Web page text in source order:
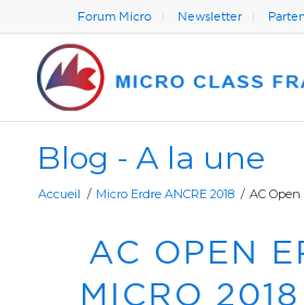
Forum Micro Newsletter
Blog - A la une
Accueil / Micro Erdre ANCRE 2018 / AC Open
AC OPEN
MICRO